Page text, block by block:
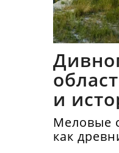
и
синтез
Меловые
как